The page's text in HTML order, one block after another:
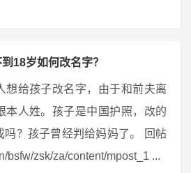
18岁如何改名字？
想给孩子改名字，由于和前夫离
本人姓。孩子是中国护照，改的
吗？孩子曾经判给妈妈了。 回帖
bsfw/zsk/za/content/mpost_1 ...